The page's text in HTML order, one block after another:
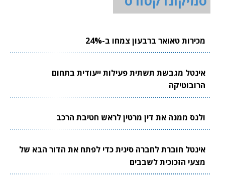
מכירות טאואר ברבעון צמחו ב-24%
אינטל מגבשת תשתית פעילות ייעודית בתחום
הרובוטיקה
ולנס ממנה את דין מרטין לראש חטיבת הרכב
אינטל חוברת לחברה סינית כדי לפתח את הדור הבא של
מצעי הזכוכית לשבבים